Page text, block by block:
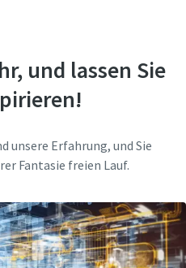
und lassen Sie
unsere Erfahrung, und Sie
Fantasie freien Lauf.